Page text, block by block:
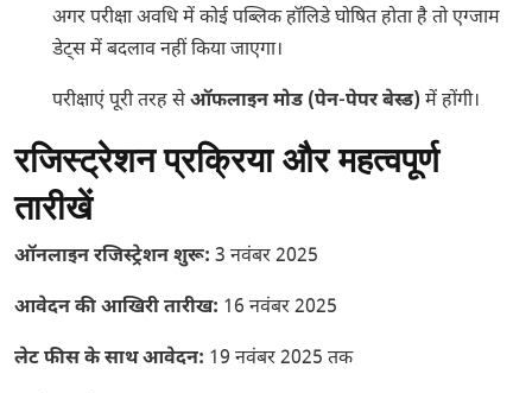
अगर परीक्षा अवधि में कोई पब्लिक हॉलिडे घोषित होता है तो एग्जाम
डेट्स में बदलाव नहीं किया जाएगा।
परीक्षाएं पूरी तरह सेऑफलाइन मोड (पेन-पेपर बेस्ड) में होंगी।
रजिस्ट्रेशन प्रक्रिया और महत्वपूर्ण
तारीखें
ऑनलाइन रजिस्ट्रेशन शुरू: 3 नवंबर 2025
आवेदन की आखिरी तारीख: 16 नवंबर 2025
लेट फीस के साथ आवेदन: 19 नवंबर 2025 तक